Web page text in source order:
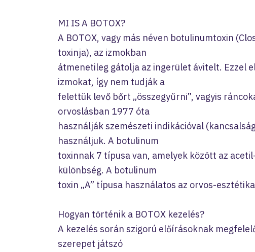
MI IS A BOTOX?
A BOTOX, vagy más néven botulinumtoxin
toxinja), az izmokban
átmenetileg gátolja az ingerület ávitelt. Ezzel
izmokat, így nem tudják a
felettük levő bőrt „összegyűrni”, vagyis
orvoslásban 1977 óta
használják szemészeti indikációval
használjuk. A botulinum
toxinnak 7 típusa van, amelyek között az
különbség. A botulinum
toxin „A” típusa használatos az orvos-
Hogyan történik a BOTOX kezelés?
A kezelés során szigorú előírásoknak
szerepet játszó